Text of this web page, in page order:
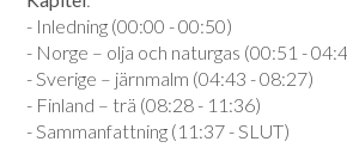
- Inledning (00:00 - 00:50)
- Norge – olja och naturgas (00:51 -
- Sverige – järnmalm (04:43 - 08:27)
- Finland – trä (08:28 - 11:36)
- Sammanfattning (11:37 - SLUT)